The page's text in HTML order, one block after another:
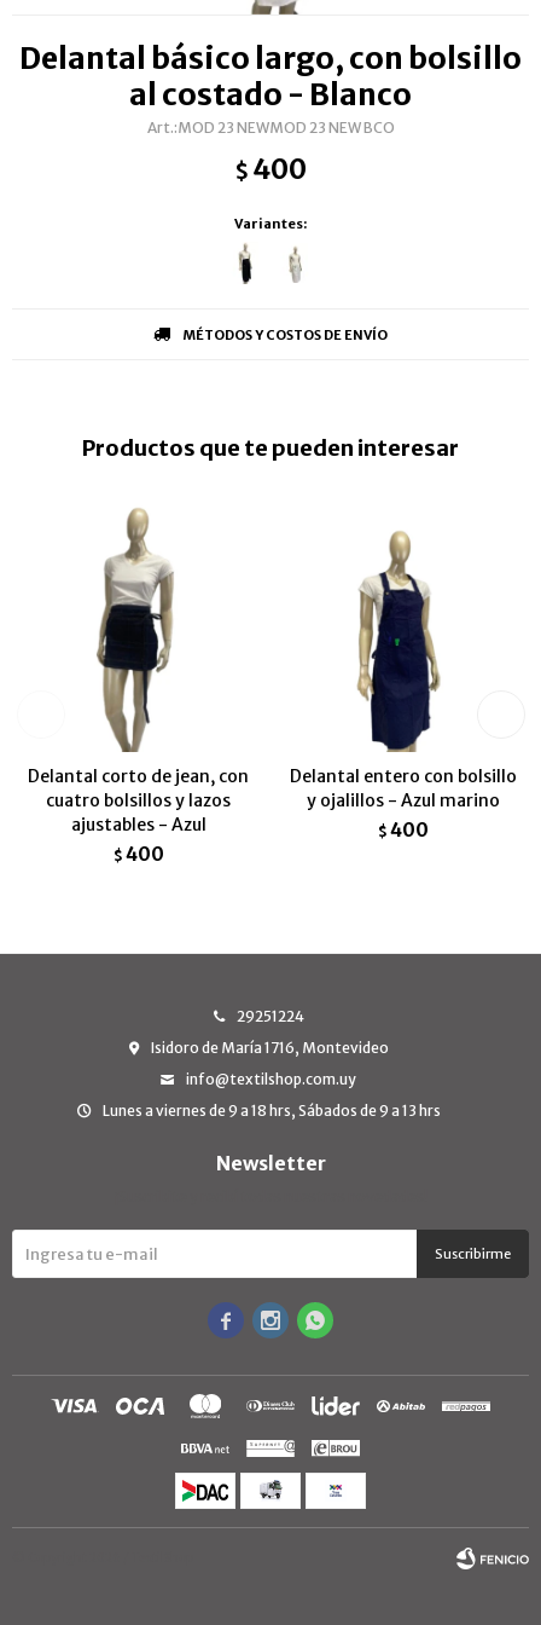
Delantal básico largo, con bolsillo
al costado - Blanco
MOD 23 NEWMOD 23 NEW BCO
$ 400
Variantes:
MÉTODOS Y COSTOS DE ENVÍO
Productos que te pueden interesar
Delantal corto de jean, con
cuatro bolsillos y lazos
ajustables - Azul
$ 400
Delantal entero con bolsillo
y ojalillos - Azul marino
$ 400
29251224
Isidoro de María 1716, Montevideo
info@textilshop.com.uy
Lunes a viernes de 9 a 18 hrs, Sábados de 9 a 13 hrs
Newsletter
Suscribirme
  